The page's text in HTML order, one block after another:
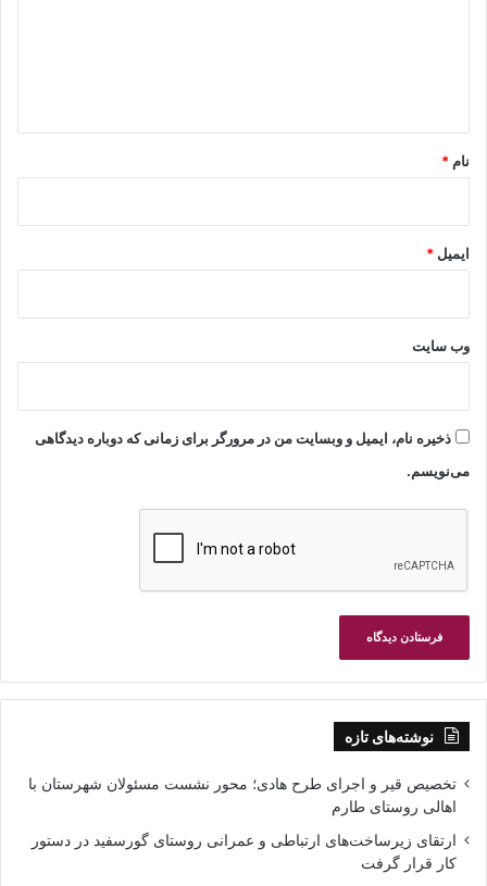
نام *
ایمیل *
وب‌ سایت
ذخیره نام، ایمیل و وبسایت من در مرورگر برای زمانی که دوباره دیدگاهی
می‌نویسم.
نوشته‌های تازه
تخصیص قیر و اجرای طرح هادی؛ محور نشست مسئولان شهرستان با
اهالی روستای طارم
ارتقای زیرساخت‌های ارتباطی و عمرانی روستای گورسفید در دستور
کار قرار گرفت